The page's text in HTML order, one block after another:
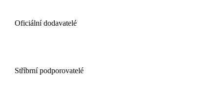
Oficiální dodavatelé
Stříbrní podporovatelé